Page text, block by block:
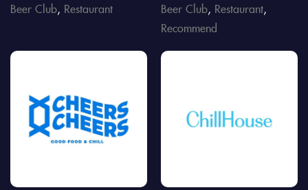
Beer Club, Restaurant
Beer Club, Restaurant,
Recommend